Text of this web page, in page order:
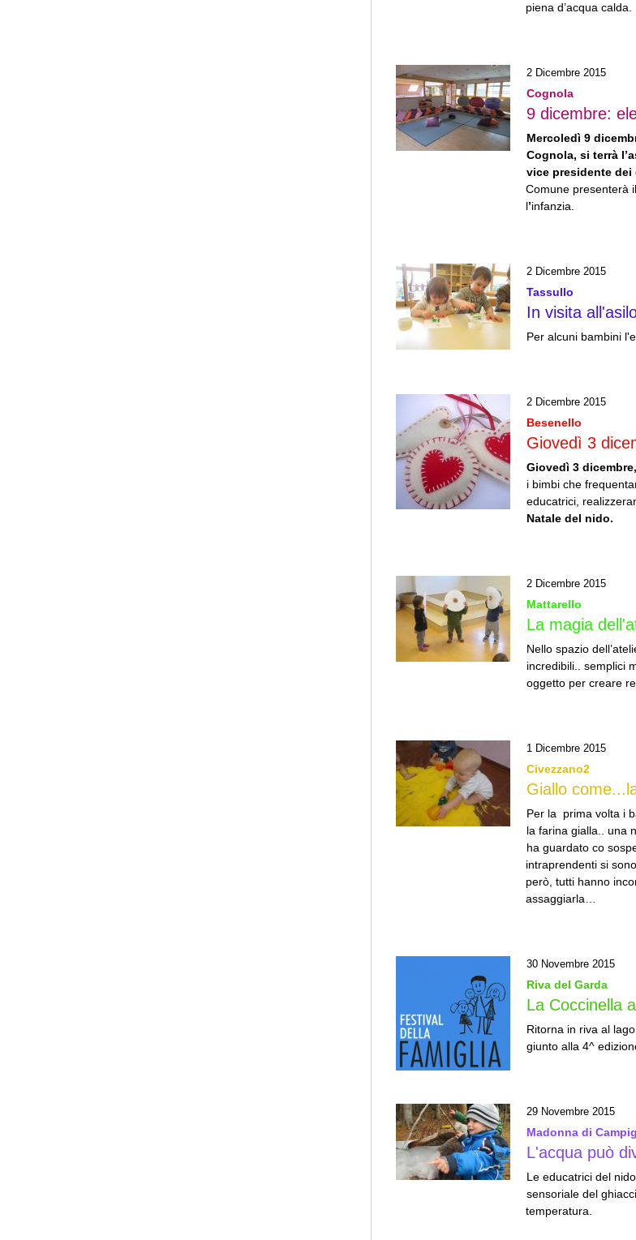
piena d’acqua calda.
2 Dicembre 2015
Cognola
9 dicembre:
Mercoledì 9
Cognola, si terrà
vice presidente dei
Comune presenterà
l’infanzia.
2 Dicembre 2015
Tassullo
In visita
Per alcuni bambini
2 Dicembre 2015
Besenello
Giovedì 3
Giovedì 3
i bimbi che
educatrici,
Natale del nido.
2 Dicembre 2015
Mattarello
La magia
Nello spazio
incredibili.. semplici
oggetto per creare
1 Dicembre 2015
Civezzano2
Giallo
Per la prima volta i
la farina gialla.. una
ha guardato co
intraprendenti si
però, tutti hanno
assaggiarla…
30 Novembre 2015
Riva del Garda
La Coccinella
Ritorna in riva al
giunto alla 4^
29 Novembre 2015
Madonna di
L'acqua può
Le educatrici del
sensoriale del
temperatura.